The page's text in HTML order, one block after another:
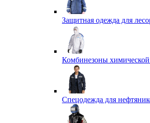
Защитная одежда для
Комбинезоны
Спецодежда для